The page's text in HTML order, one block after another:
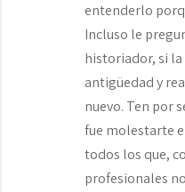
entenderlo
Incluso le
historiador, si
antigüedad y
nuevo. Ten por
fue molestarte
todos los que,
profesionales